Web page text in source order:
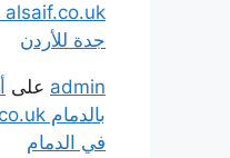
جدة للأردن
admin على
في الدمام